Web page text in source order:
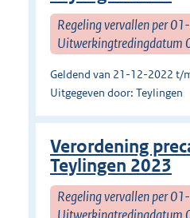
Regeling vervallen per
Geldend van 21-12-2022 t/
Uitgegeven door: Teylingen
Verordening
Teylingen 2023
Regeling vervallen per